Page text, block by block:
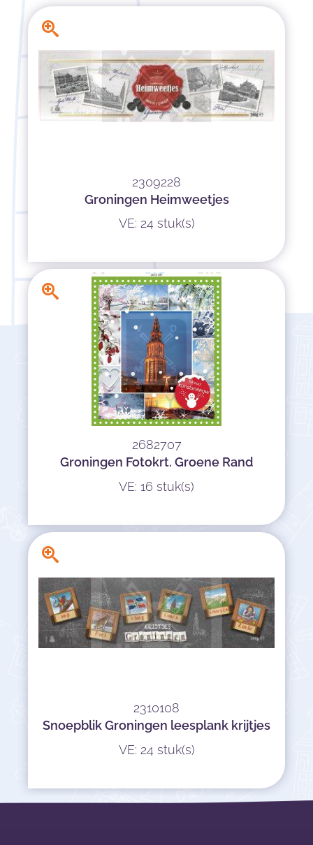
2309228
Groningen Heimweetjes
VE: 24 stuk(s)
2682707
Groningen Fotokrt. Groene Rand
VE: 16 stuk(s)
2310108
Snoepblik Groningen leesplank krijtjes
VE: 24 stuk(s)